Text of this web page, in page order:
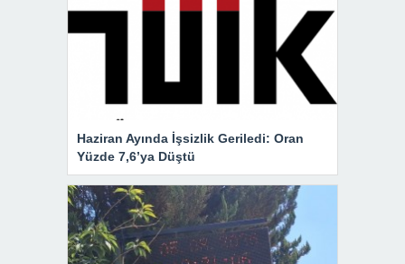
Haziran Ayında İşsizlik Geriledi: Oran
Yüzde 7,6’ya Düştü